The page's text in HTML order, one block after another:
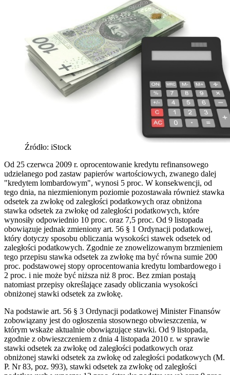
Źródło: iStock
Od 25 czerwca 2009 r. oprocentowanie kredytu refinansowego
udzielanego pod zastaw papierów wartościowych, zwanego dalej
"kredytem lombardowym", wynosi 5 proc. W konsekwencji, od
tego dnia, na niezmienionym poziomie pozostawała również stawka
odsetek za zwłokę od zaległości podatkowych oraz obniżona
stawka odsetek za zwłokę od zaległości podatkowych, które
wynosiły odpowiednio 10 proc. oraz 7,5 proc. Od 9 listopada
obowiązuje jednak zmieniony art. 56 § 1 Ordynacji podatkowej,
który dotyczy sposobu obliczania wysokości stawek odsetek od
zaległości podatkowych. Zgodnie ze znowelizowanym brzmieniem
tego przepisu stawka odsetek za zwłokę ma być równa sumie 200
proc. podstawowej stopy oprocentowania kredytu lombardowego i
2 proc. i nie może być niższa niż 8 proc. Bez zmian postają
natomiast przepisy określające zasady obliczania wysokości
obniżonej stawki odsetek za zwłokę.
Na podstawie art. 56 § 3 Ordynacji podatkowej Minister Finansów
zobowiązany jest do ogłoszenia stosownego obwieszczenia, w
którym wskaże aktualnie obowiązujące stawki. Od 9 listopada,
zgodnie z obwieszczeniem z dnia 4 listopada 2010 r. w sprawie
stawki odsetek za zwłokę od zaległości podatkowych oraz
obniżonej stawki odsetek za zwłokę od zaległości podatkowych (M.
P. Nr 83, poz. 993), stawki odsetek za zwłokę od zaległości